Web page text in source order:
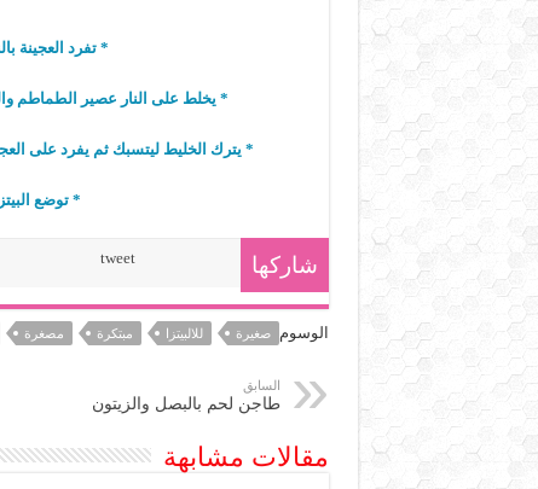
* تفرد العجينة
* يخلط على النار عصير الطماطم
* يترك الخليط ليتسبك ثم يفرد على
* توضع
شاركها tweet
الوسوم صغيرة للالبيتزا مبتكرة مصغرة
السابق
طاجن لحم بالبصل والزيتون
مقالات مشابهة